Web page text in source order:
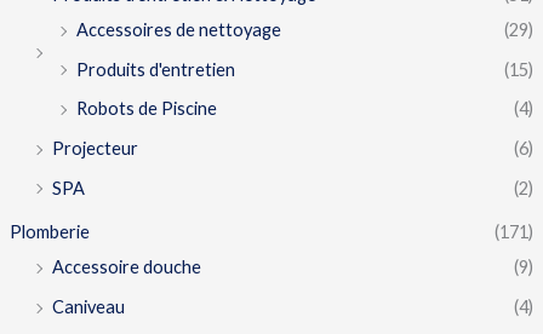
Accessoires de nettoyage
(29)
Produits d'entretien
(15)
Robots de Piscine
(4)
Projecteur
(6)
SPA
(2)
Plomberie
(171)
Accessoire douche
(9)
Caniveau
(4)